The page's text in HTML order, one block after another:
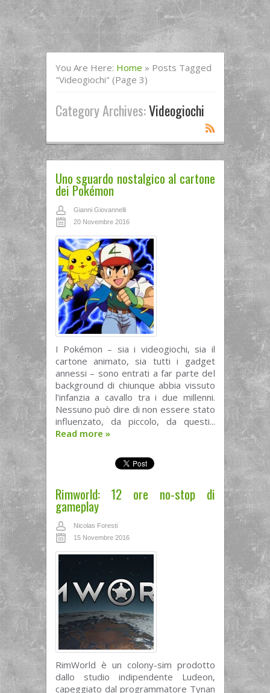
You Are Here: Home » Posts Tagged
"videogiochi" (Page 3)
Category Archives:Videogiochi
Uno sguardo nostalgico al cartone
dei Pokémon
Gianni Giovannelli
20 Novembre 2016
I Pokémon – sia i videogiochi, sia il
cartone animato, sia tutti i gadget
annessi – sono entrati a far parte del
background di chiunque abbia vissuto
l’infanzia a cavallo tra i due millenni.
Nessuno può dire di non essere stato
influenzato, da piccolo, da questi...
Read more »
Rimworld: 12 ore no-stop di
gameplay
Nicolas Foresti
15 Novembre 2016
RimWorld è un colony-sim prodotto
dallo studio indipendente Ludeon,
capeggiato dal programmatore Tynan